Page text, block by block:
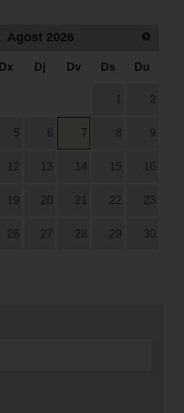
Agost 2026
Dx Dj Dv Ds Du
1 2
5 6 7 8 9
12 13 14 15 16
19 20 21 22 23
26 27 28 29 30